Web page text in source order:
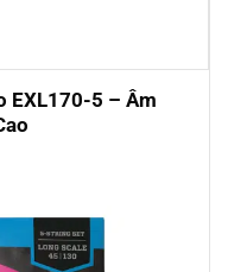
EXL170-5 – Âm